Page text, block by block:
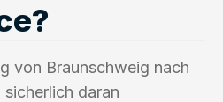
von Braunschweig nach
daran